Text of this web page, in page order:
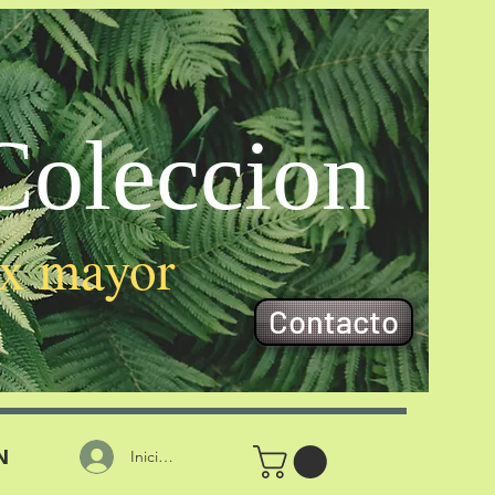
Contacto
mayor
Iniciar sesión